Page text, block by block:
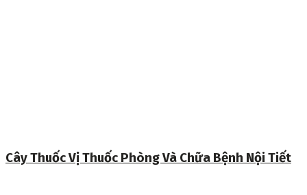
Cây Thuốc Vị Thuốc Phòng Và Chữa Bệnh Nội Tiết